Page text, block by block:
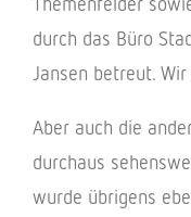
durch das Büro
Jansen betreut.
Aber auch die
durch­aus
wurde übri­gens